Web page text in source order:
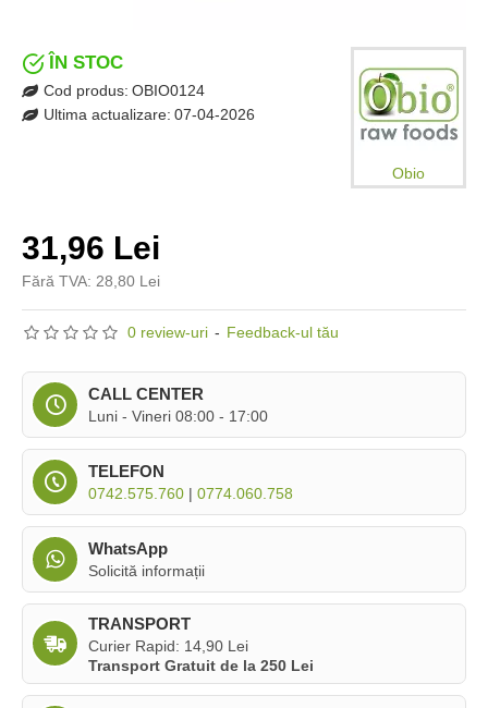
0 review-uri - Feedback-ul tău
31,96 Lei
Fără TVA: 28,80 Lei
ÎN STOC
Cod produs: OBIO0124
Ultima actualizare: 07-04-2026
Obio
CALL CENTER
Luni - Vineri 08:00 - 17:00
TELEFON
0742.575.760 | 0774.060.758
WhatsApp
Solicită informații
TRANSPORT
Curier Rapid: 14,90 Lei
Transport Gratuit de la 250 Lei